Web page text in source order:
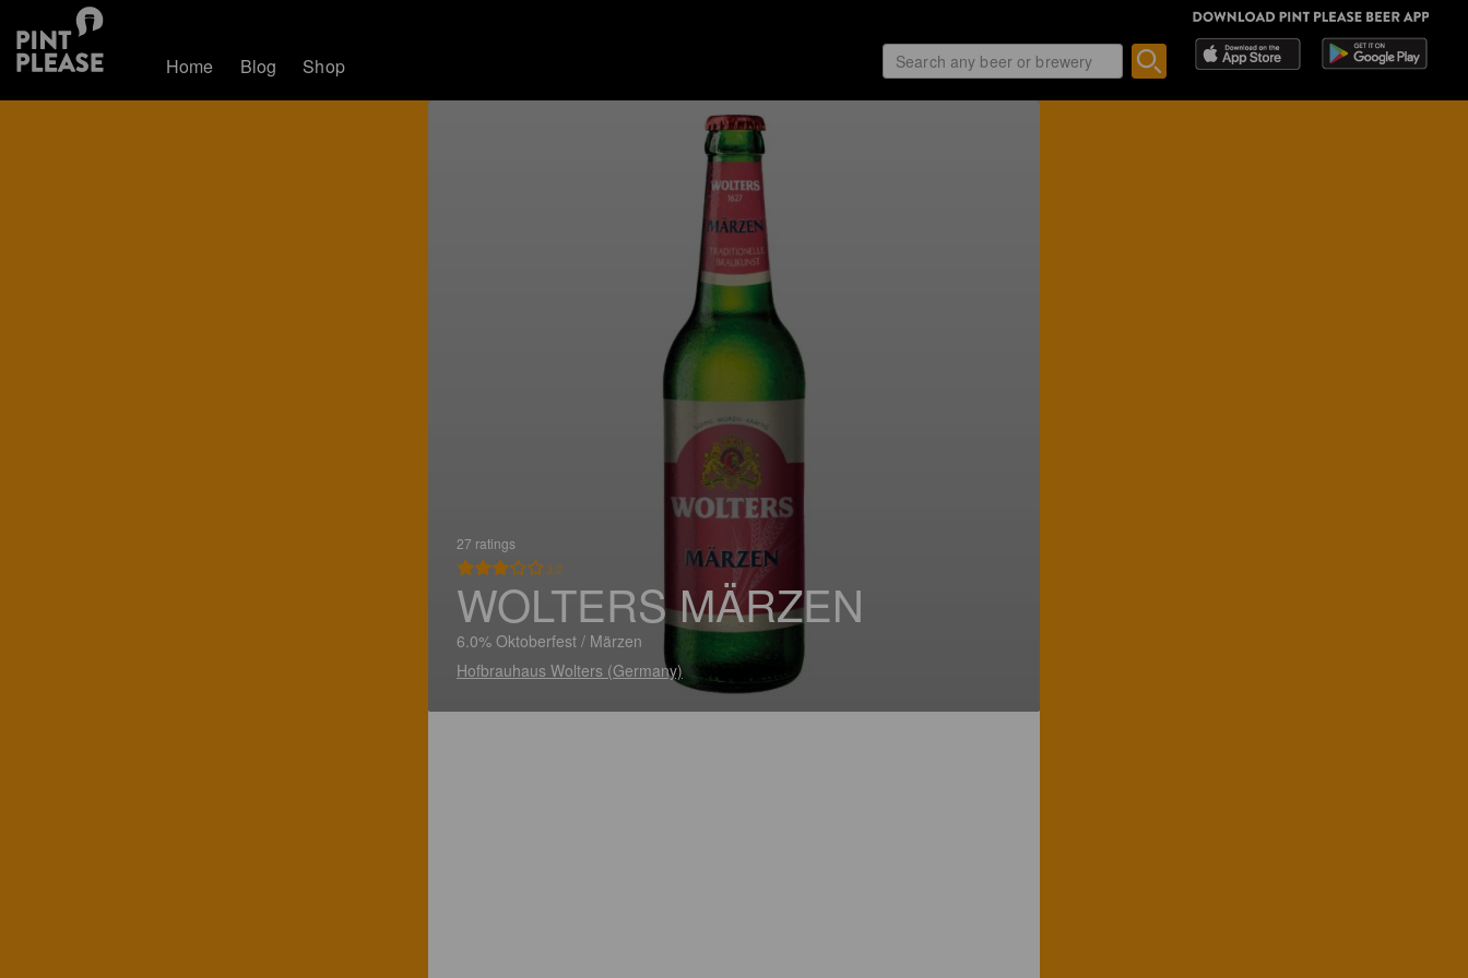
Home Blog Shop
27 ratings
3.2
WOLTERS MÄRZEN
6.0% Oktoberfest / Märzen
Hofbrauhaus Wolters (Germany)